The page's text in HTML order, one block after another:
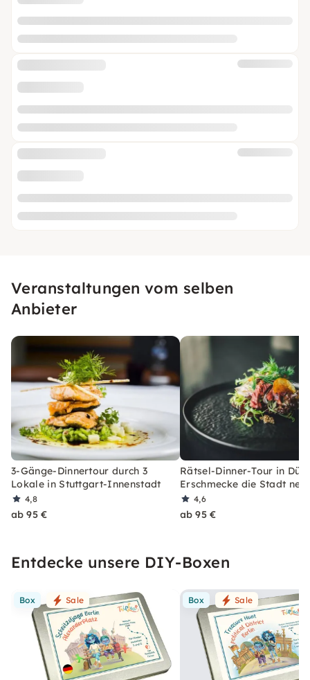
Veranstaltungen vom selben
Anbieter
3-Gänge-Dinnertour durch 3
Lokale in Stuttgart-Innenstadt
4,8
ab 95 €
Rätsel-Dinner-Tour in
Erschmecke die Stadt neu
4,6
ab 95 €
Entdecke unsere DIY-Boxen
Box Sale Box Sale